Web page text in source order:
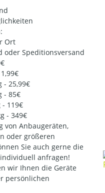
Ort
oder Speditionsversand
- 25,99€
- 85€
- 119€
- 349€
von Anbaugeräten,
oder größeren
Sie auch gerne die
anfragen!
wir Ihnen die Geräte
persönlichen